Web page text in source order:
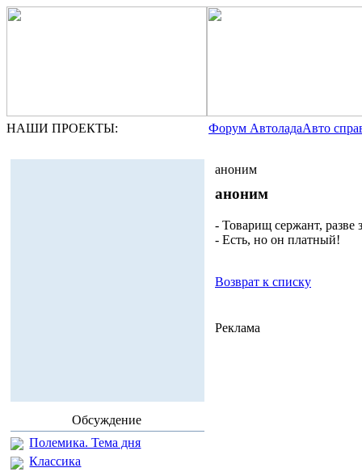
НАШИ ПРОЕКТЫ: Форум АвтоладаАвто
Обсуждение
Полемика. Тема дня
Классика
аноним
аноним
- Товарищ сержант, разве
- Есть, но он платный!
Возврат к списку
Реклама